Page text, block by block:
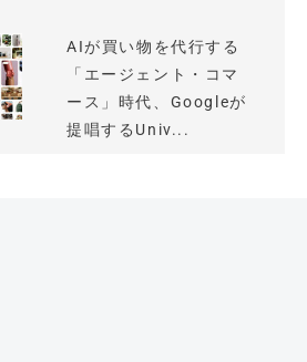
AIが買い物を代行する
「エージェント・コマ
ース」時代、Googleが
提唱するUniv...